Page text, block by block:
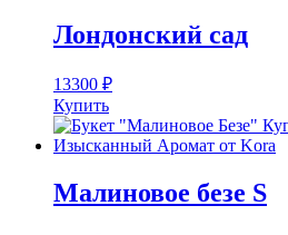
Лондонский сад
13300 ₽
Купить
Малиновое безе S